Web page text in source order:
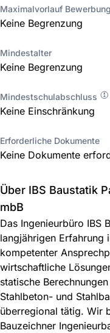
Maximalvorlauf Bewerbung
Keine Begrenzung
Mindestalter
Keine Begrenzung
Mindestschulabschluss
Keine Einschränkung
Erforderliche Dokumente
Keine Dokumente
Über IBS Baustatik
mbB
Das Ingenieurbüro IBS
langjährigen Erfahrung
kompetenter
wirtschaftliche
statische
Stahlbeton- und
überregional tätig. Wir
Bauzeichner